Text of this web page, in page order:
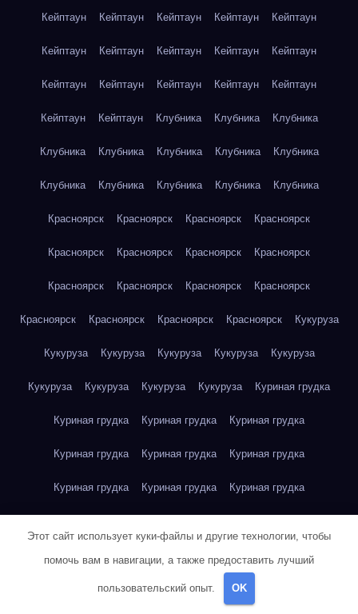
Кейптаун Кейптаун Кейптаун Кейптаун Кейптаун
Кейптаун Кейптаун Кейптаун Кейптаун Кейптаун
Кейптаун Кейптаун Кейптаун Кейптаун Кейптаун
Кейптаун Кейптаун Клубника Клубника Клубника
Клубника Клубника Клубника Клубника Клубника
Клубника Клубника Клубника Клубника Клубника
Красноярск Красноярск Красноярск Красноярск
Красноярск Красноярск Красноярск Красноярск
Красноярск Красноярск Красноярск Красноярск
Красноярск Красноярск Красноярск Красноярск Кукуруза
Кукуруза Кукуруза Кукуруза Кукуруза Кукуруза
Кукуруза Кукуруза Кукуруза Кукуруза Куриная грудка
Куриная грудка Куриная грудка Куриная грудка
Куриная грудка Куриная грудка Куриная грудка
Куриная грудка Куриная грудка Куриная грудка
Куриное яйцо
Куриное яйцо Куриное яйцо Куриное яйцо
Этот сайт использует куки-файлы и другие технологии, чтобы
помочь вам в навигации, а также предоставить лучший
пользовательский опыт. OK